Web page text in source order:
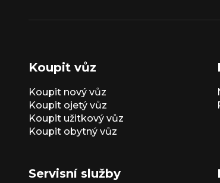
Koupit vůz
Koupit nový vůz
Koupit ojetý vůz
Koupit užitkový vůz
Koupit obytný vůz
Servisní služby